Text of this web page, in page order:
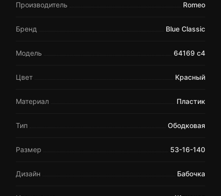
Производитель Romeo
Бренд Blue Classic
Модель 64169 c4
Цвет Красный
Материал Пластик
Тип Ободковая
Размер 53-16-140
Дизайн Бабочка